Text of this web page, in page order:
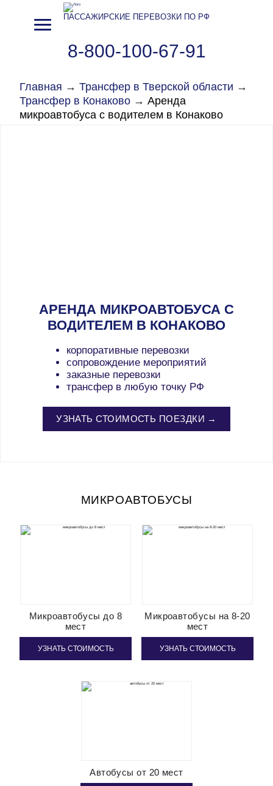
ПАССАЖИРСКИЕ ПЕРЕВОЗКИ ПО РФ
8-800-100-67-91
Главная → Трансфер в Тверской области →
Трансфер в Конаково → Аренда
микроавтобуса с водителем в Конаково
АРЕНДА МИКРОАВТОБУСА С
ВОДИТЕЛЕМ В КОНАКОВО
корпоративные перевозки
сопровождение мероприятий
заказные перевозки
трансфер в любую точку РФ
УЗНАТЬ СТОИМОСТЬ ПОЕЗДКИ →
МИКРОАВТОБУСЫ
Микроавтобусы до 8
мест
УЗНАТЬ СТОИМОСТЬ
Микроавтобусы на 8-20
мест
УЗНАТЬ СТОИМОСТЬ
Автобусы от 20 мест